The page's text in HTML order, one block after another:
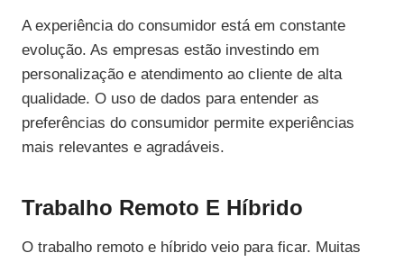
A experiência do consumidor está em constante
evolução. As empresas estão investindo em
personalização e atendimento ao cliente de alta
qualidade. O uso de dados para entender as
preferências do consumidor permite experiências
mais relevantes e agradáveis.
Trabalho Remoto E Híbrido
O trabalho remoto e híbrido veio para ficar. Muitas